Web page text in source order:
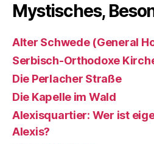
Mystisches,
Alter Schwede (General
Serbisch-Orthodoxe
Die Perlacher Straße
Die Kapelle im Wald
Alexisquartier: Wer ist
Alexis?